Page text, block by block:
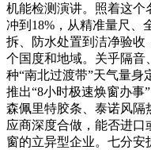
机能检测演讲。照着这个
冲到18%，从精准量尺、
拆、防水处置到洁净验收
个国度和地域。关乎隔音
种“南北过渡带”天气量身
推出“8小时极速焕窗办事
森佩里特胶条、泰诺风隔
应商深度合做，能否进口
窗的立异型企业。七分安